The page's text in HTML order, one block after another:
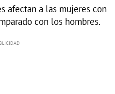
afectan a las mujeres con
con los hombres.